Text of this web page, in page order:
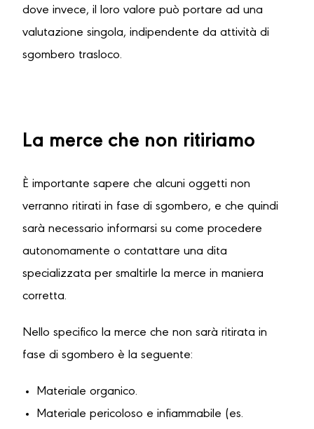
dove invece, il loro valore può portare ad una
valutazione singola, indipendente da attività di
sgombero trasloco.
La merce che non ritiriamo
È importante sapere che alcuni oggetti non
verranno ritirati in fase di sgombero, e che quindi
sarà necessario informarsi su come procedere
autonomamente o contattare una dita
specializzata per smaltirle la merce in maniera
corretta.
Nello specifico la merce che non sarà ritirata in
fase di sgombero è la seguente:
Materiale organico.
Materiale pericoloso e infiammabile (es.